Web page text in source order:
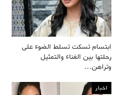
ابتسام تسكت تسلط الضوء على
رحلتها بين الغناء والتمثيل
وتراهن…
اخبار